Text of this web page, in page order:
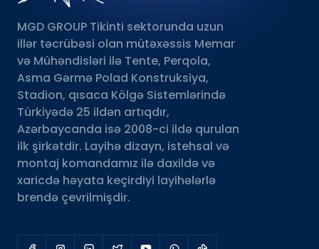
MGD GROUP Tikinti sektorunda uzun
illər təcrübəsi olan mütəxəssis Memar
və Mühəndisləri ilə Tente, Perqola,
Asma Gərmə Polad Konstruksiya,
Stadion, qısaca Kölgə Sistemlərində
Türkiyədə 25 ildən artıqdır,
Azərbaycanda isə 2008-ci ildə qurulan
ilk şirkətdir. Layihə dizayn, istehsal və
montaj komandamız ilə daxildə və
xaricdə həyata keçirdiyi layihələrlə
brendə çevrilmişdir.